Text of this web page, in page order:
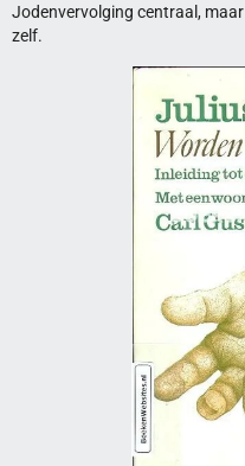
Jodenvervolging centraal,
zelf.